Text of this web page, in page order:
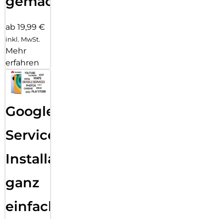
ab 19,99 €
inkl. MwSt.
Mehr
erfahren
Google
Services
Installation
ganz
einfach